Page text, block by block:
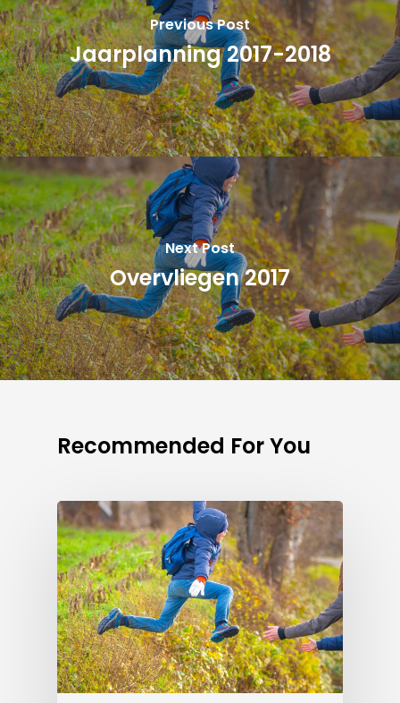
Previous Post
Jaarplanning 2017-2018
Next Post
Overvliegen 2017
Recommended For You